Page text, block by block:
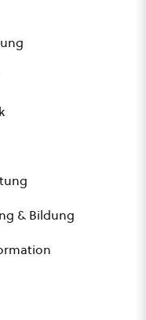
& Bildung